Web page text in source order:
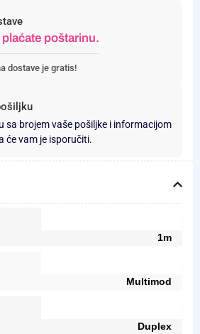
poštarinu.
dostave je gratis!
sa brojem vaše pošiljke i informacijom
će vam je isporučiti.
1m
Multimod
Duplex